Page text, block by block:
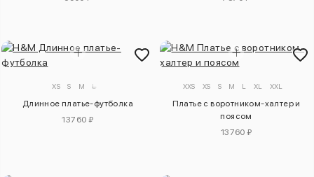
XS S M L
Длинное платье-футболка
13760 ₽
XXS XS S M L XL XXL
Платье с воротником-халтер и
поясом
13760 ₽